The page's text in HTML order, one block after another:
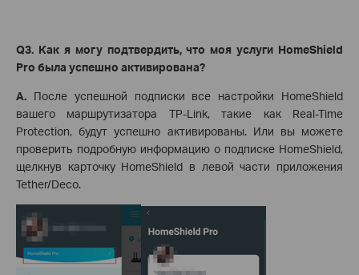
Q3. Как я могу подтвердить, что моя услуги HomeShield
Pro была успешно активирована?
A. После успешной подписки все настройки HomeShield
вашего маршрутизатора TP-Link, такие как Real-Time
Protection, будут успешно активированы. Или вы можете
проверить подробную информацию о подписке HomeShield,
щелкнув карточку HomeShield в левой части приложения
Tether/Deco.